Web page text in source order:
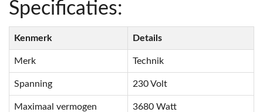
Specificaties:
Kenmerk Details
Merk Technik
Spanning 230 Volt
Maximaal vermogen 3680 Watt